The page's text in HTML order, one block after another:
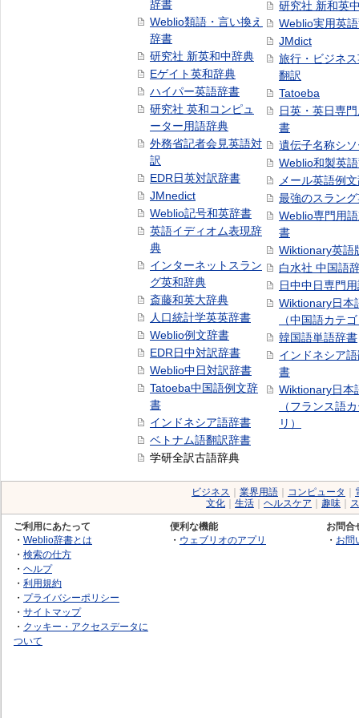
辞書
Weblio類語・言い換え
辞書
研究社 新英和中辞典
Eゲイト英和辞典
ハイパー英語辞書
研究社 英和コンピュ
ーター用語辞典
外務省記者会見英語対
訳
EDR日英対訳辞書
JMnedict
Weblio記号和英辞書
英語イディオム表現辞
典
インターネットスラン
グ英和辞典
斎藤和英大辞典
人口統計学英英辞書
Weblio例文辞書
EDR日中対訳辞書
Weblio中日対訳辞書
Tatoeba中国語例文辞
書
インドネシア語辞書
ベトナム語翻訳辞書
学研全訳古語辞典
研究社 新和英
Weblio実用英
JMdict
旅行・ビジネ
翻訳
Tatoeba
日英・英日専
書
遺伝子名称シ
Weblio和製英
メール英語例
最強のスラン
Weblio専門用
書
Wiktionary英語
白水社 中国語
日中中日専門
Wiktionary日本
（中国語カテ
韓国語単語辞書
インドネシア
書
Wiktionary日本
（フランス語
リ）
ビジネス 業界用語 コンピュータ
文化
生活 ヘルスケア 趣味
ご利用にあたって
・ Weblio辞書とは
・ 検索の仕方
・ ヘルプ
・ 利用規約
・ プライバシーポリシー
・ サイトマップ
・ クッキー・アクセスデータに
ついて
便利な機能
・ ウェブリオのアプリ
お問合
・ お問